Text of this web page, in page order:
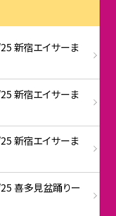
新宿エイサーま
新宿エイサーま
新宿エイサーま
喜多見盆踊りー